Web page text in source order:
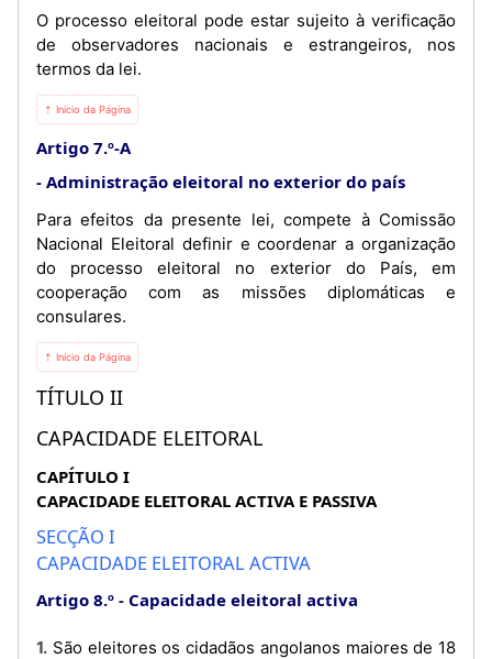
O processo eleitoral pode estar sujeito à verificação
de observadores nacionais e estrangeiros, nos
termos da lei.
⇡ Início da Página
Artigo 7.º-A
Administração eleitoral no exterior do país
Para efeitos da presente lei, compete à Comissão
Nacional Eleitoral definir e coordenar a organização
do processo eleitoral no exterior do País, em
cooperação com as missões diplomáticas e
consulares.
⇡ Início da Página
TÍTULO II
CAPACIDADE ELEITORAL
CAPÍTULO I
CAPACIDADE ELEITORAL ACTIVA E PASSIVA
SECÇÃO I
CAPACIDADE ELEITORAL ACTIVA
Artigo 8.º Capacidade eleitoral activa
1. São eleitores os cidadãos angolanos maiores de 18